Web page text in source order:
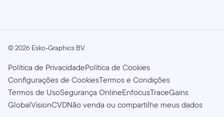
©2026 Esko-Graphics BV.
Política de PrivacidadePolítica de Cookies
Configurações de CookiesTermos e Condições
Termos de UsoSegurança OnlineEnfocusTraceGains
GlobalVisionCVDNão venda ou compartilhe meus dados